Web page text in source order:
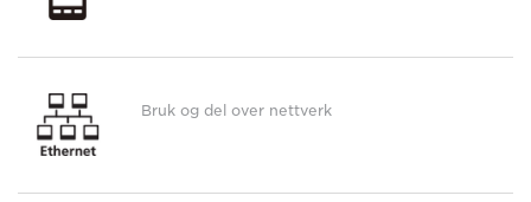
Bruk og del over nettverk